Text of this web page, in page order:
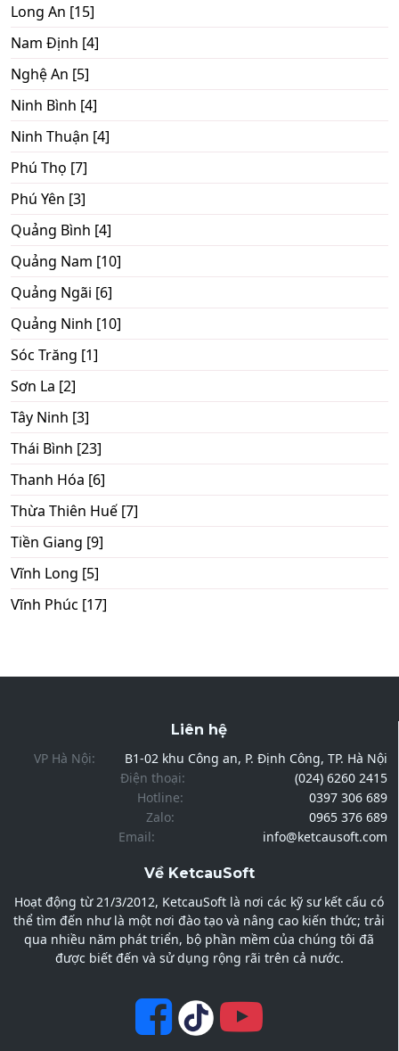
Long An [15]
Nam Định [4]
Nghệ An [5]
Ninh Bình [4]
Ninh Thuận [4]
Phú Thọ [7]
Phú Yên [3]
Quảng Bình [4]
Quảng Nam [10]
Quảng Ngãi [6]
Quảng Ninh [10]
Sóc Trăng [1]
Sơn La [2]
Tây Ninh [3]
Thái Bình [23]
Thanh Hóa [6]
Thừa Thiên Huế [7]
Tiền Giang [9]
Vĩnh Long [5]
Vĩnh Phúc [17]
Liên hệ
VP Hà Nội:
B1-02 khu Công an, P. Định Công, TP. Hà Nội
Điện thoại:
(024) 6260 2415
Hotline:
0397 306 689
Zalo:
0965 376 689
Email:
info@ketcausoft.com
Về KetcauSoft
Hoạt động từ 21/3/2012, KetcauSoft là nơi các kỹ sư kết cấu có
thể tìm đến như là một nơi đào tạo và nâng cao kiến thức; trải
qua nhiều năm phát triển, bộ phần mềm của chúng tôi đã
được biết đến và sử dụng rộng rãi trên cả nước.